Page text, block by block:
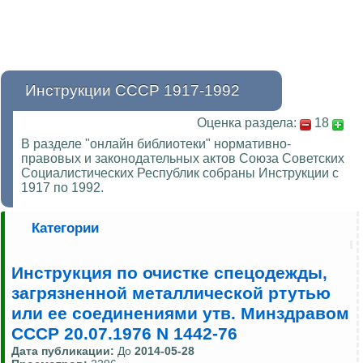
Инструкции СССР 1917-1992
Оценка раздела:
18
В разделе "онлайн библиотеки" нормативно-
правовых и законодательных актов Союза Советских
Социалистических Республик собраны Инструкции с
1917 по 1992.
Категории
Инструкция по очистке спецодежды,
загрязненной металлической ртутью
или ее соединениями утв. Минздравом
СССР 20.07.1976 N 1442-76
Дата публикации: До 2014-05-28